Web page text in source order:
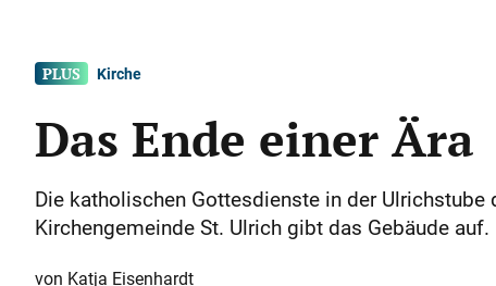
Kirche
Das Ende einer Ära
Die katholischen Gottesdienste in der
Kirchengemeinde St. Ulrich gibt das Gebäude auf.
Katja Eisenhardt